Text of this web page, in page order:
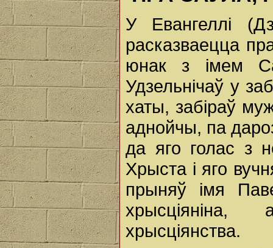
У Евангеллі
расказваецца
юнак з імем
Удзельнічаў у
хаты, забіраў
аднойчы, па
да яго голас з
Хрыста і яго
прыняў імя
хрысціяніна,
хрысціянства.